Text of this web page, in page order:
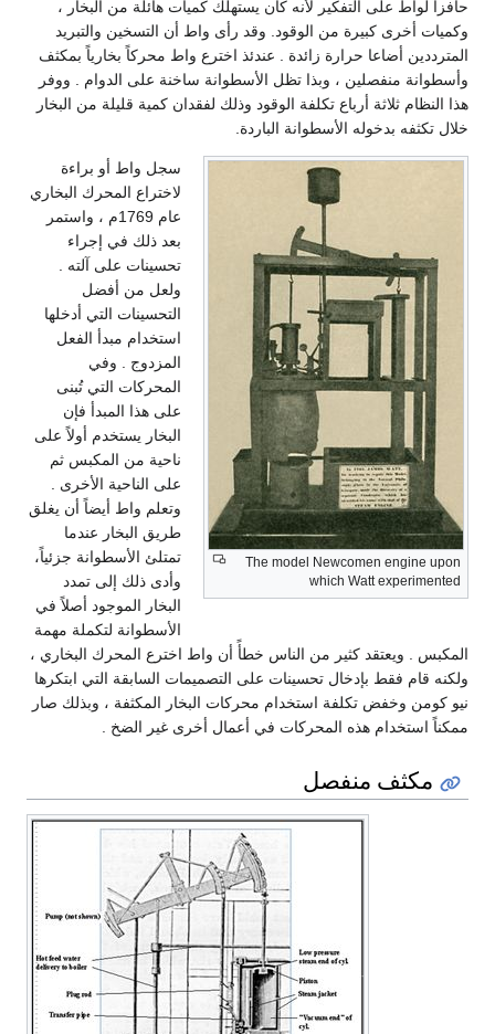
حافزاً لواط على التفكير لأنه كان يستهلك كميات هائلة من البخار ،
وكميات أخرى كبيرة من الوقود. وقد رأى واط أن التسخين والتبريد
المترددين أضاعا حرارة زائدة . عندئذ اخترع واط محركاً بخارياً بمكثف
وأسطوانة منفصلين ، وبذا تظل الأسطوانة ساخنة على الدوام . ووفر
هذا النظام ثلاثة أرباع تكلفة الوقود وذلك لفقدان كمية قليلة من البخار
خلال تكثفه بدخوله الأسطوانة الباردة.
The model Newcomen engine upon
which Watt experimented
سجل واط أو براءة
لاختراع المحرك البخاري
عام 1769م ، واستمر
بعد ذلك في إجراء
تحسينات على آلته .
ولعل من أفضل
التحسينات التي أدخلها
استخدام مبدأ الفعل
المزدوج . وفي
المحركات التي تُبنى
على هذا المبدأ فإن
البخار يستخدم أولاً على
ناحية من المكبس ثم
على الناحية الأخرى .
وتعلم واط أيضاً أن يغلق
طريق البخار عندما
تمتلئ الأسطوانة جزئياً،
وأدى ذلك إلى تمدد
البخار الموجود أصلاً في
الأسطوانة لتكملة مهمة
المكبس . ويعتقد كثير من الناس خطأً أن واط اخترع المحرك البخاري ،
ولكنه قام فقط بإدخال تحسينات على التصميمات السابقة التي ابتكرها
نيو كومن وخفض تكلفة استخدام محركات البخار المكثفة ، وبذلك صار
ممكناً استخدام هذه المحركات في أعمال أخرى غير الضخ .
مكثف منفصل